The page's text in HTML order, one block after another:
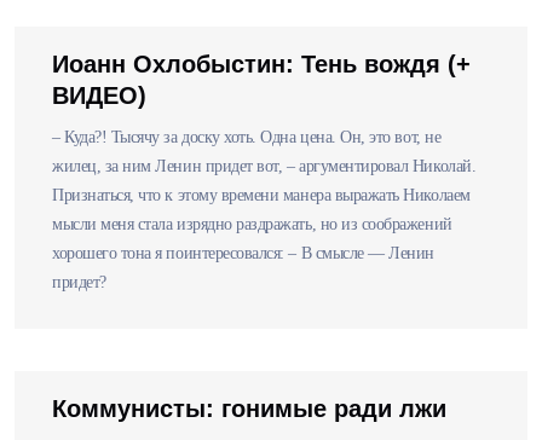
Иоанн Охлобыстин: Тень вождя (+
ВИДЕО)
– Куда?! Тысячу за доску хоть. Одна цена. Он, это вот, не
жилец, за ним Ленин придет вот, – аргументировал Николай.
Признаться, что к этому времени манера выражать Николаем
мысли меня стала изрядно раздражать, но из соображений
хорошего тона я поинтересовался: – В смысле — Ленин
придет?
Коммунисты: гонимые ради лжи